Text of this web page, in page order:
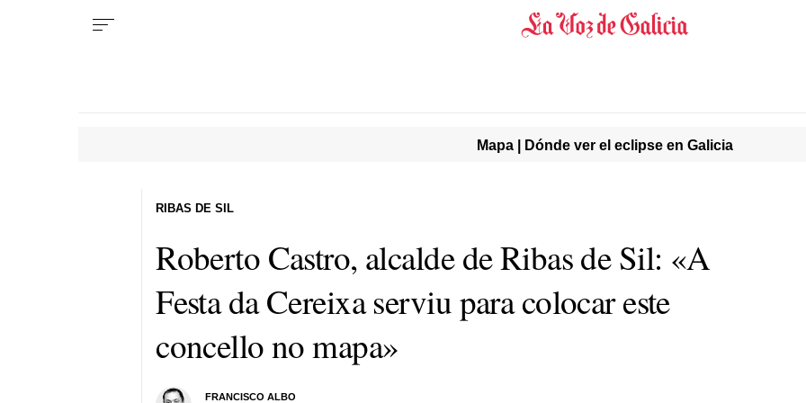
Mapa | Dónde ver el eclipse en Galicia
Roberto Castro, alcalde de Ribas de Sil: «A
Festa da Cereixa serviu para colocar este
concello no mapa»
FRANCISCO ALBO
RIBAS DE SIL